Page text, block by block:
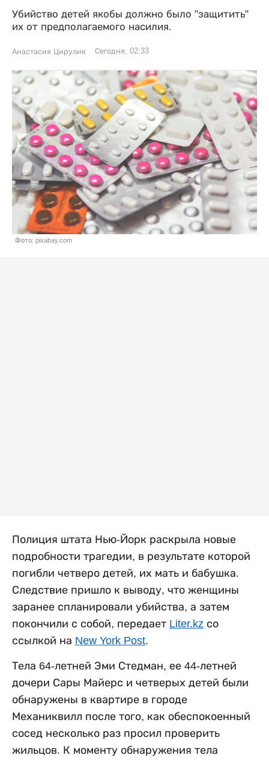
Убийство детей якобы должно было "защитить"
их от предполагаемого насилия.
Анастасия Цирулик Сегодня, 02:33
Фото: pixabay.com
Полиция штата Нью-Йорк раскрыла новые
подробности трагедии, в результате которой
погибли четверо детей, их мать и бабушка.
Следствие пришло к выводу, что женщины
заранее спланировали убийства, а затем
покончили с собой, передает Liter.kz со
ссылкой на New York Post.
Тела 64-летней Эми Стедман, ее 44-летней
дочери Сары Майерс и четверых детей были
обнаружены в квартире в городе
Механиквилл после того, как обеспокоенный
сосед несколько раз просил проверить
жильцов. К моменту обнаружения тела